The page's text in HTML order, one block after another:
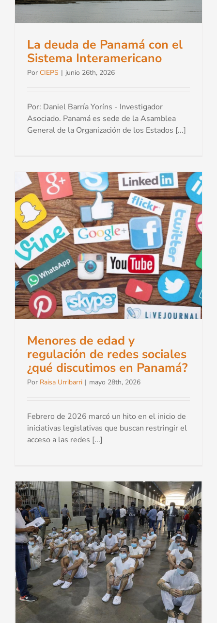
La deuda de Panamá con el
Sistema Interamericano
Por CIEPS | junio 26th, 2026
Por: Daniel Barría Yoríns - Investigador
Asociado. Panamá es sede de la Asamblea
General de la Organización de los Estados [...]
Menores de edad y
regulación de redes sociales
¿qué discutimos en Panamá?
Por Raisa Urribarri | mayo 28th, 2026
Febrero de 2026 marcó un hito en el inicio de
iniciativas legislativas que buscan restringir el
acceso a las redes [...]